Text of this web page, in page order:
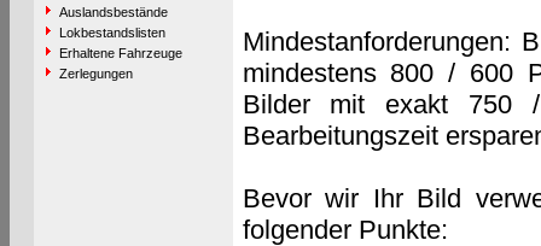
Auslandsbestände
Lokbestandslisten
Erhaltene Fahrzeuge
Zerlegungen
Mindestanforderungen:
mindestens 800 / 600
Bilder mit exakt 750
Bearbeitungszeit
Bevor wir Ihr Bild
folgender Punkte: